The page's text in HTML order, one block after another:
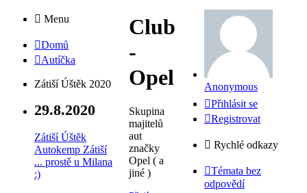
Menu
Domů
Autíčka
Zátiší Úštěk 2020
29.8.2020
Zátiší Úštěk
Autokemp Zátiší
... prostě u Milana
:)
Club
-
Opel
Skupina
majitelů
aut
značky
Opel ( a
jiné )
Anonymous
Přihlásit se
Registrovat
Rychlé odkazy
Témata bez
odpovědí